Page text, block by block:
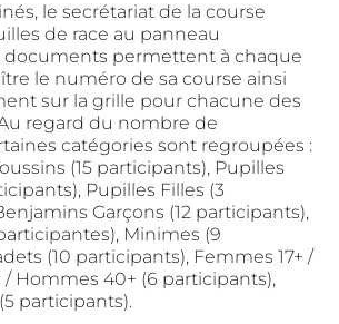
le secrétariat de la course
de race au panneau
documents permettent à chaque
le numéro de sa course ainsi
sur la grille pour chacune des
regard du nombre de
catégories sont regroupées :
(15 participants), Pupilles
Pupilles Filles (3
Garçons (12 participants),
Minimes (9
(10 participants), Femmes 17+ /
Hommes 40+ (6 participants),
participants).